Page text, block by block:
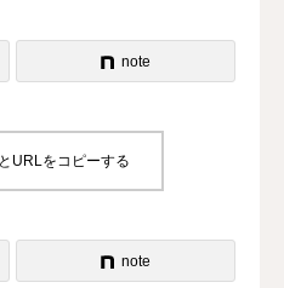
note
URLをコピーする
note